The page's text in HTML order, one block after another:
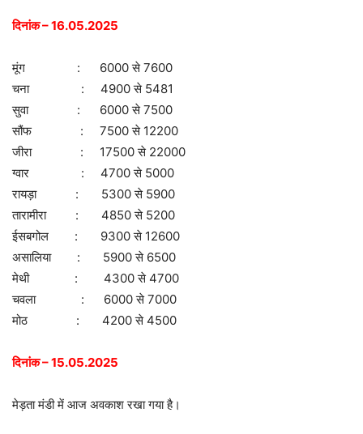
दिनांक – 16.05.2025
मूंग : 6000 से 7600
चना : 4900 से 5481
सुवा : 6000 से 7500
सौंफ : 7500 से 12200
जीरा : 17500 से 22000
ग्वार : 4700 से 5000
रायड़ा : 5300 से 5900
तारामीरा : 4850 से 5200
ईसबगोल : 9300 से 12600
असालिया : 5900 से 6500
मेथी : 4300 से 4700
चवला : 6000 से 7000
मोठ : 4200 से 4500
दिनांक – 15.05.2025
मेड़ता मंडी में आज अवकाश रखा गया है।